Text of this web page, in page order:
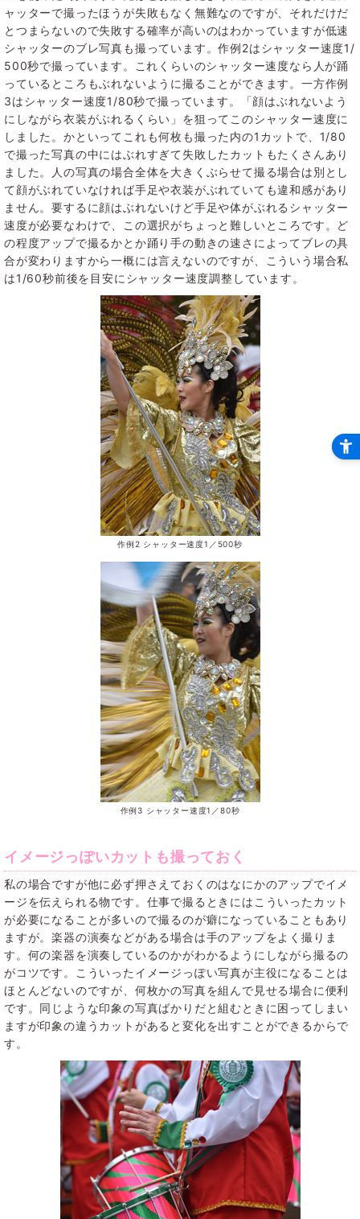
ャッターで撮ったほうが失敗もなく無難なのですが、それだけだ
とつまらないので失敗する確率が高いのはわかっていますが低速
シャッターのブレ写真も撮っています。作例2はシャッター速度1/
500秒で撮っています。これくらいのシャッター速度なら人が踊
っているところもぶれないように撮ることができます。一方作例
3はシャッター速度1/80秒で撮っています。「顔はぶれないよう
にしながら衣装がぶれるくらい」を狙ってこのシャッター速度に
しました。かといってこれも何枚も撮った内の1カットで、1/80
で撮った写真の中にはぶれすぎて失敗したカットもたくさんあり
ました。人の写真の場合全体を大きくぶらせて撮る場合は別とし
て顔がぶれていなければ手足や衣装がぶれていても違和感があり
ません。要するに顔はぶれないけど手足や体がぶれるシャッター
速度が必要なわけで、この選択がちょっと難しいところです。ど
の程度アップで撮るかとか踊り手の動きの速さによってブレの具
合が変わりますから一概には言えないのですが、こういう場合私
は1/60秒前後を目安にシャッター速度調整しています。
作例2 シャッター速度1／500秒
作例3 シャッター速度1／80秒
イメージっぽいカットも撮っておく
私の場合ですが他に必ず押さえておくのはなにかのアップでイメ
ージを伝えられる物です。仕事で撮るときにはこういったカット
が必要になることが多いので撮るのが癖になっていることもあり
ますが。楽器の演奏などがある場合は手のアップをよく撮りま
す。何の楽器を演奏しているのかがわかるようにしながら撮るの
がコツです。こういったイメージっぽい写真が主役になることは
ほとんどないのですが、何枚かの写真を組んで見せる場合に便利
です。同じような印象の写真ばかりだと組むときに困ってしまい
ますが印象の違うカットがあると変化を出すことができるからで
す。